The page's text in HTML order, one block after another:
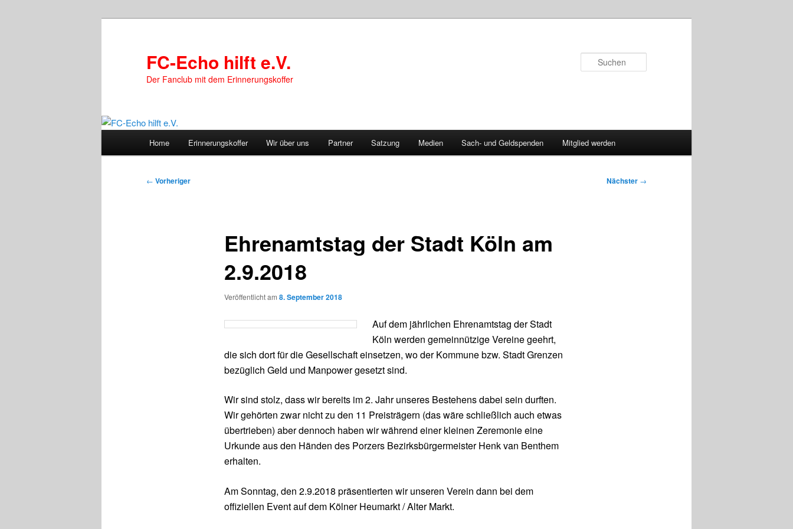
FC-Echo hilft e.V.
Der Fanclub mit dem Erinnerungskoffer
Home Erinnerungskoffer Wir über uns Partner Satzung Medien Sach- und Geldspenden Mitglied werden
Beitragsnavigation
← Vorheriger Nächster →
Ehrenamtstag der Stadt Köln am
2.9.2018
Veröffentlicht am 8. September 2018
Auf dem jährlichen Ehrenamtstag der Stadt
Köln werden gemeinnützige Vereine geehrt,
die sich dort für die Gesellschaft einsetzen, wo der Kommune bzw. Stadt Grenzen
bezüglich Geld und Manpower gesetzt sind.
Wir sind stolz, dass wir bereits im 2. Jahr unseres Bestehens dabei sein durften.
Wir gehörten zwar nicht zu den 11 Preisträgern (das wäre schließlich auch etwas
übertrieben) aber dennoch haben wir während einer kleinen Zeremonie eine
Urkunde aus den Händen des Porzers Bezirksbürgermeister Henk van Benthem
erhalten.
Am Sonntag, den 2.9.2018 präsentierten wir unseren Verein dann bei dem
offiziellen Event auf dem Kölner Heumarkt / Alter Markt.